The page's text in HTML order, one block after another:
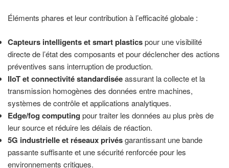
Éléments phares et leur contribution à l’efficacité globale :
Capteurs intelligents et smart plasticspour une visibilité
directe de l’état des composants et pour déclencher des actions
préventives sans interruption de production.
IIoT et connectivité standardiséeassurant la collecte et la
transmission homogènes des données entre machines,
systèmes de contrôle et applications analytiques.
Edge/fog computing pour traiter les données au plus près de
leur source et réduire les délais de réaction.
5G industrielle et réseaux privésgarantissant une bande
passante suffisante et une sécurité renforcée pour les
environnements critiques.